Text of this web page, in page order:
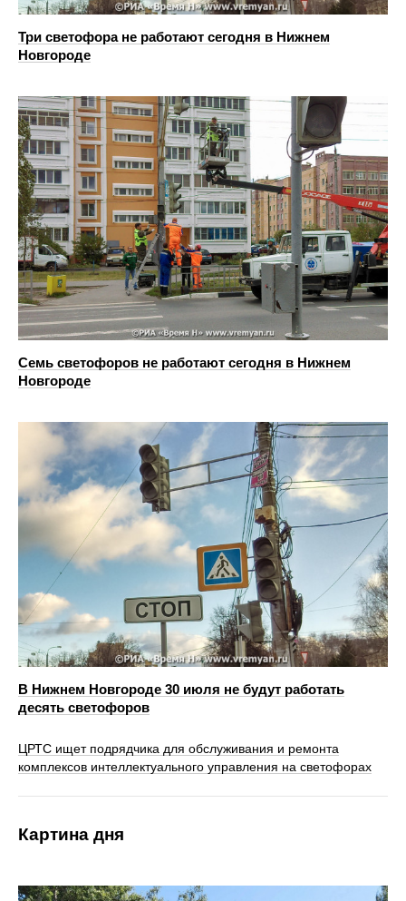
Три светофора не работают сегодня в Нижнем
Новгороде
Семь светофоров не работают сегодня в Нижнем
Новгороде
В Нижнем Новгороде 30 июля не будут работать
десять светофоров
ЦРТС ищет подрядчика для обслуживания и ремонта
комплексов интеллектуального управления на светофорах
Картина дня